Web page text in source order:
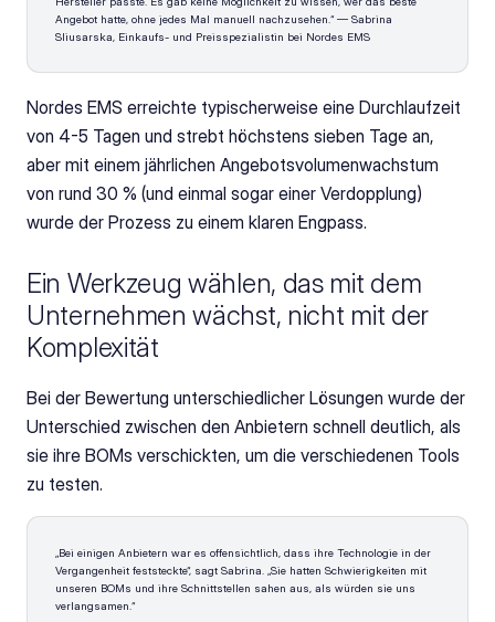
Angebot hatte, ohne jedes Mal manuell nachzusehen.“ — Sabrina
Sliusarska, Einkaufs- und Preisspezialistin bei Nordes EMS
Nordes EMS erreichte typischerweise eine Durchlaufzeit
von 4-5 Tagen und strebt höchstens sieben Tage an,
aber mit einem jährlichen Angebotsvolumenwachstum
von rund 30 % (und einmal sogar einer Verdopplung)
wurde der Prozess zu einem klaren Engpass.
Ein Werkzeug wählen, das mit dem
Unternehmen wächst, nicht mit der
Komplexität
Bei der Bewertung unterschiedlicher Lösungen wurde der
Unterschied zwischen den Anbietern schnell deutlich, als
sie ihre BOMs verschickten, um die verschiedenen Tools
zu testen.
„Bei einigen Anbietern war es offensichtlich, dass ihre Technologie in der
Vergangenheit feststeckte“, sagt Sabrina. „Sie hatten Schwierigkeiten mit
unseren BOMs und ihre Schnittstellen sahen aus, als würden sie uns
verlangsamen.“